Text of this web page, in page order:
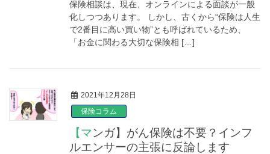
保険相談は、現在、オンラインによる面談が一般
化しつつあります。 しかし、古くから“保険は人生
で2番目に高い買い物”とも呼ばれているため、
「お金に関わる大切な保険相 […]
2021年12月28日
保険コラム
【マンガ】がん保険は不要？インフ
ルエンサーの主張に反論します